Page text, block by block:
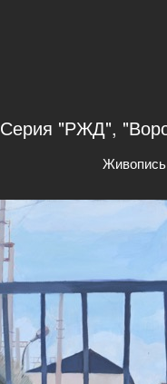
Серия "РЖД",
Живопись